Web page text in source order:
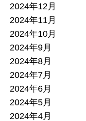
2024年12月
2024年11月
2024年10月
2024年9月
2024年8月
2024年7月
2024年6月
2024年5月
2024年4月